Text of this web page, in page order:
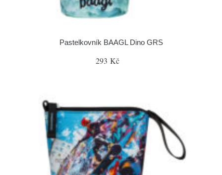
Pastelkovník BAAGL Dino GRS
293 Kč